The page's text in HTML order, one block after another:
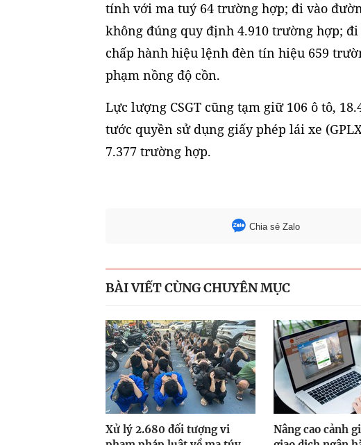
tính với ma tuý 64 trường hợp; đi vào
không đúng quy định 4.910 trường hợp;
chấp hành hiệu lệnh đèn tín hiệu 659
phạm nồng độ cồn.
Lực lượng CSGT cũng tạm giữ 106 ô tô,
tước quyền sử dụng giấy phép lái xe
7.377 trường hợp.
Chia sẻ Zalo
BÀI VIẾT CÙNG CHUYÊN MỤC
Xử lý 2.680 đối tượng vi
Nâng cao cảnh